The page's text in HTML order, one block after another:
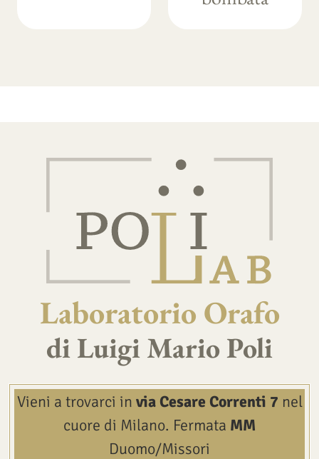
Laboratorio Orafo
di Luigi Mario Poli
Vieni a trovarci in via Cesare Correnti 7 nel
cuore di Milano. Fermata MM
Duomo/Missori